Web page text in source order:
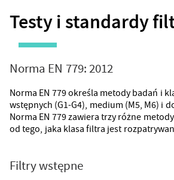
Testy i standardy
Norma EN 779: 2012
Norma EN 779 określa metody badań i
wstępnych (G1-G4), medium (M5, M6) i
Norma EN 779 zawiera trzy różne
od tego, jaka klasa filtra jest
Filtry wstępne